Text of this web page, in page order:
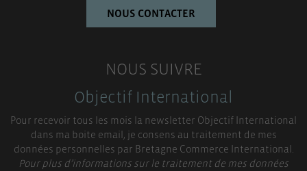
NOUS CONTACTER
NOUS SUIVRE
Objectif International
Pour recevoir tous les mois la newsletter Objectif International
dans ma boite email, je consens au traitement de mes
données personnelles par Bretagne Commerce International.
Pour plus d’informations sur le traitement de mes données